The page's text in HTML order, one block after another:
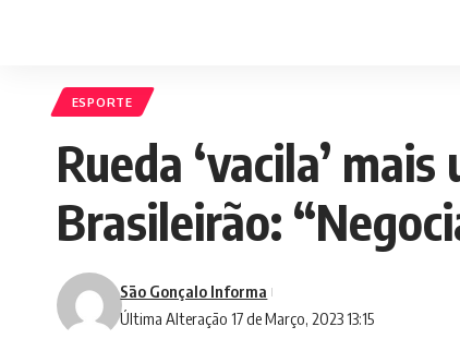
ESPORTE
Rueda ‘vacila’
Brasileirão:
Última Alteração 17 de Março, 2023 13:15
São Gonçalo Informa